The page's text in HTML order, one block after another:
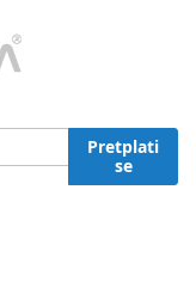
Pretplati
se